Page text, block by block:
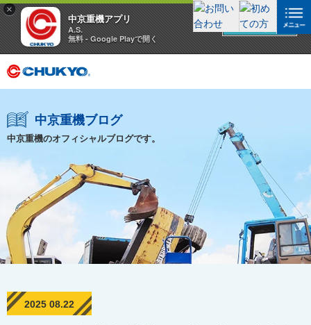
×
中京重機アプリ
A.S.
無料 - Google Playで開く
アプリを見る
中京重機ブログ
中京重機のオフィシャルブログです。
2025 08.22